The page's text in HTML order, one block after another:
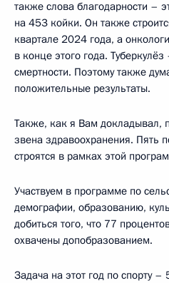
также слова благодарности –
на 453 койки. Он также
квартале 2024 года, а
в конце этого года.
смертности. Поэтому также
положительные результаты.
Также, как я Вам докладывал,
звена здравоохранения. Пять
строятся в рамках этой
Участвуем в программе по
демографии, образованию,
добиться того, что 77
охвачены допобразованием.
Задача на этот год по спорту